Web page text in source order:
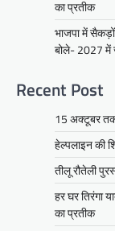
का प्रतीक
भाजपा में
बोले- 2027 में
Recent Post
15 अक्टूबर तक
हेल्पलाइन की
तीलू रौतेली
हर घर तिरंगा
का प्रतीक